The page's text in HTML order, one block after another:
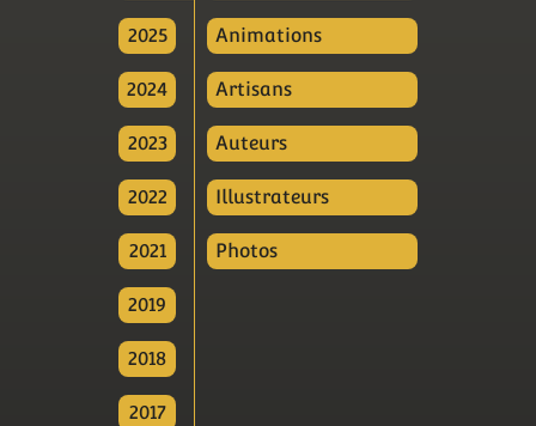
2025
2024
2023
2022
2021
2019
2018
2017
Animations
Artisans
Auteurs
Illustrateurs
Photos